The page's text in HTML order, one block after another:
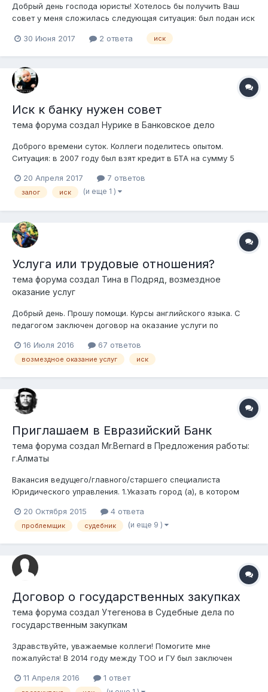
Добрый день господа юристы! Хотелось бы получить Ваш
совет у меня сложилась следующая ситуация: был подан иск
незаконным уведомлений и внесении изменений в
-200 кв.м. на земельном участке, н...
30 Июня 2017 2 ответа иск
Иск к банку нужен совет
тема форума создал Нурике в Банковское дело
Доброго времени суток. Коллеги поделитесь опытом.
Ситуация: в 2007 году был взят кредит в БТА на сумму 5
течение многих лет кредит гасился, но все таки возникла
задолженность. Казком (правоприемник БТА) по суду отжал
20 Апреля 2017 7 ответов
залог иск (и еще 1 )
Услуга или трудовые отношения?
тема форума создал Тина в Подряд, возмездное
оказание услуг
Добрый день. Прошу помощи. Курсы английского языка. С
педагогом заключен договор на оказание услуги по
не был. Педагог еще больше года оказывала услугу по
обучению клиентов, за что получала оговоренную с ней
16 Июля 2016 67 ответов
возмездное оказание услуг иск
Приглашаем в Евразийский Банк
тема форума создал Mr.Bernard в Предложения работы:
г.Алматы
Вакансия ведущего/главного/старшего специалиста
Юридического управления. 1.Указать город (а), в котором
(обязательно): г. Алматы. 2. Предполагаемая должность
соискателя: ведущий/главный/старший специалист
20 Октября 2015 4 ответа
проблемщик судебник (и еще 9 )
Договор о государственных закупках
тема форума создал Утегенова в Судебные дела по
государственным закупкам
Здравствуйте, уважаемые коллеги! Помогите мне
пожалуйста! В 2014 году между ТОО и ГУ был заключен
объекта. Обязательства по данному договору не были
11 Апреля 2016 1 ответ